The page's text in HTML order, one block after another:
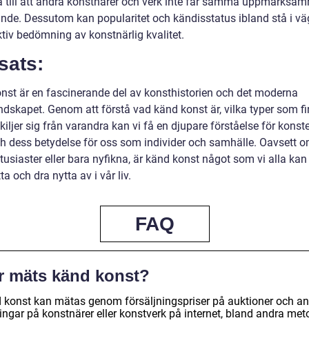
Dessutom kan popularitet och kändisstatus ibland stå i
bedömning av konstnärlig kvalitet.
är en fascinerande del av konsthistorien och det moderna
Genom att förstå vad känd konst är, vilka typer som
sig från varandra kan vi få en djupare förståelse för
dess betydelse för oss som individer och samhälle. Oavsett
eller bara nyfikna, är känd konst något som vi alla kan
och dra nytta av i vår liv.
FAQ
mäts känd konst?
konst kan mätas genom försäljningspriser på auktioner och
på konstnärer eller konstverk på internet, bland andra